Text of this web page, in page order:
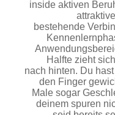
inside aktiven
bestehende
Halfte zieht
nach hinten. Du
den Finger
Male sogar
deinem spuren